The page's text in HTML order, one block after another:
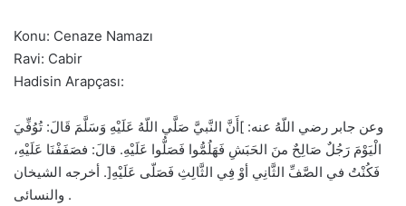
Konu: Cenaze Namazı
Ravi: Cabir
Hadisin Arapçası:
وعن جابر رضي اللّهُ عنه: ]أَنَّ النَّبيَّ صَلَّي اللّهُ عَلَيْهِ وَسَلَّمَ قَالَ: تُوُفِّيَ
الْيَوْمَ رَجُلٌ صَالِحٌ منَ الحَبَشِ فَهَلُمُّوا فَصَلُّوا عَلَيْهِ. قالَ: فصَفَفْنَا عَلَيْهِ،
فَكُنْتُ في الصَّفِّ الثَّانِي أوْ فِي الثَّالِثِ فَصَلّى عَلَيْهِ[. أخرجه الشيخان
والنسائى .